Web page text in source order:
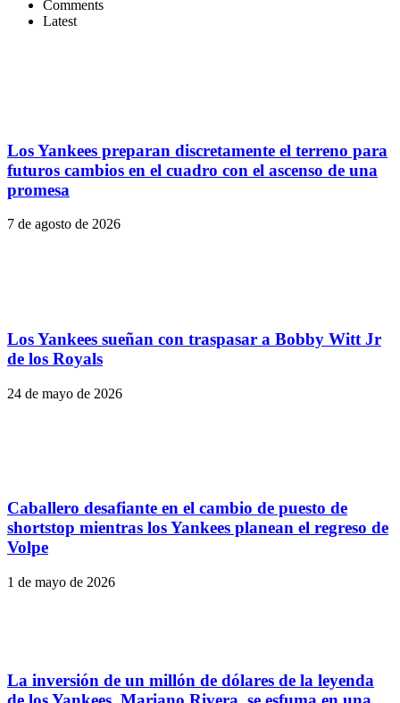
Comments
Latest
Los Yankees preparan discretamente el terreno para
futuros cambios en el cuadro con el ascenso de una
promesa
7 de agosto de 2026
Los Yankees sueñan con traspasar a Bobby Witt Jr
de los Royals
24 de mayo de 2026
Caballero desafiante en el cambio de puesto de
shortstop mientras los Yankees planean el regreso de
Volpe
1 de mayo de 2026
La inversión de un millón de dólares de la leyenda